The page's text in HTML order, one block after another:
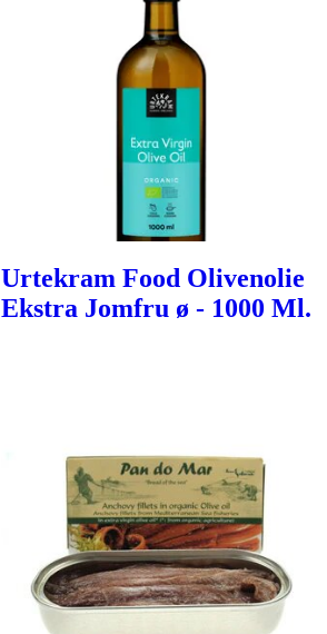
Urtekram Food Olivenolie
Ekstra Jomfru ø - 1000 Ml.